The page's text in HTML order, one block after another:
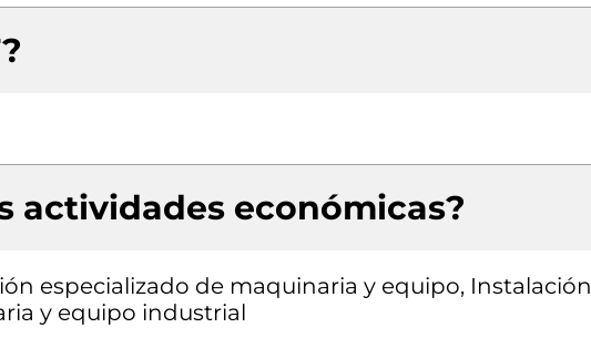
actividades económicas?
especializado de maquinaria y equipo, Instalación
y equipo industrial